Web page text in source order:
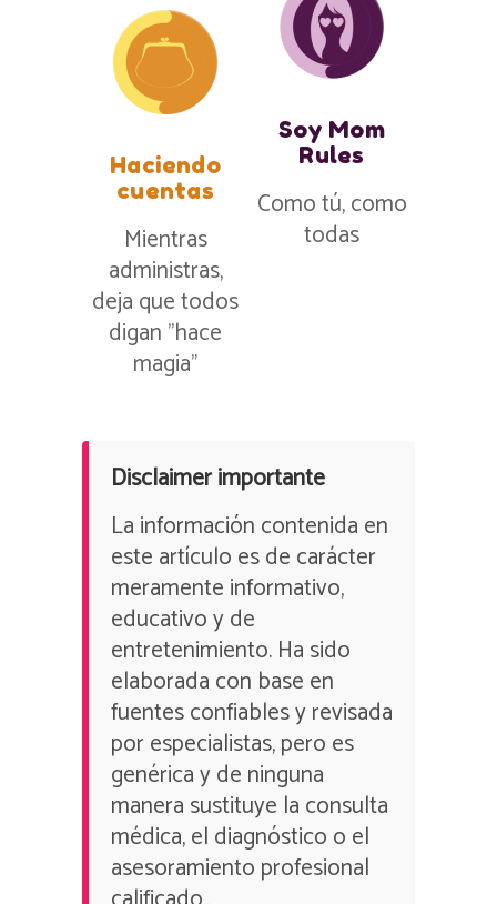
Haciendo
cuentas
Mientras
administras,
deja que todos
digan ”hace
magia”
Soy Mom
Rules
Como tú, como
todas
Disclaimer importante
La información contenida en
este artículo es de carácter
meramente informativo,
educativo y de
entretenimiento. Ha sido
elaborada con base en
fuentes confiables y revisada
por especialistas, pero es
genérica y de ninguna
manera sustituye la consulta
médica, el diagnóstico o el
asesoramiento profesional